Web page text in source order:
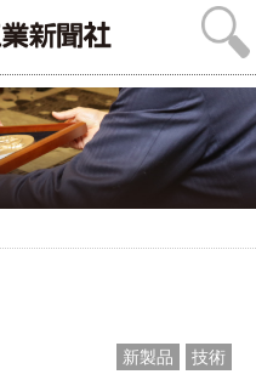
新製品 技術